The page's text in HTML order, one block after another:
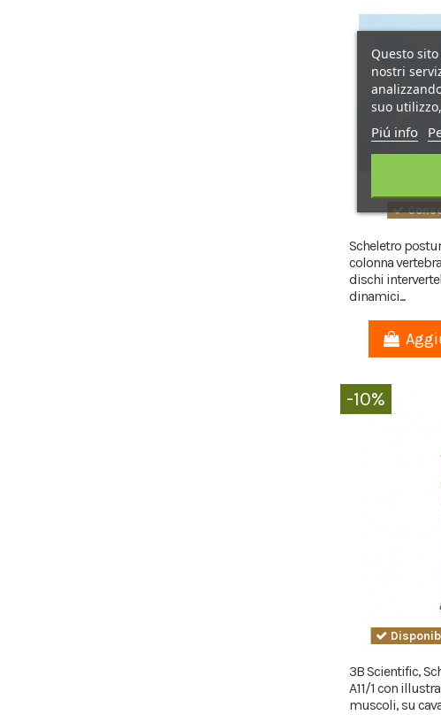
Scheletro
colonna
dischi
dinamici...
-10%
3B Scientific,
A11/1 con
muscoli, su
Questo
nostri
suo
Piú info